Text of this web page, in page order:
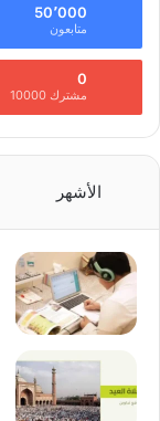
50٬000
متابعون
0
مشترك 10000
الأشهر